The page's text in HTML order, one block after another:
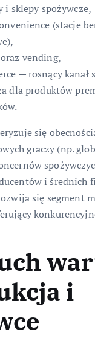
i sklepy spożywcze,
(stacje
vending,
— rosnący kanał
dla produktów
się
graczy (np.
i średnich
się segment
i